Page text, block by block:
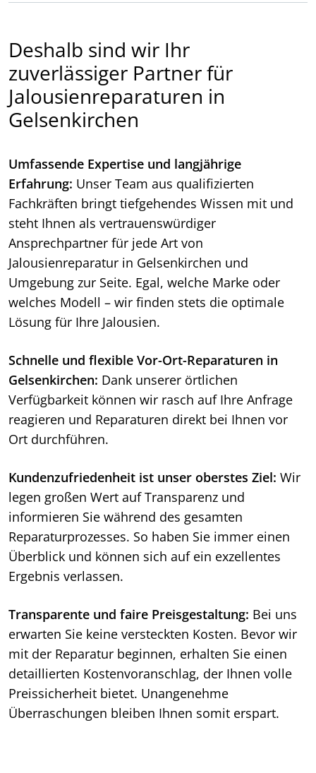
Deshalb sind wir Ihr
zuverlässiger Partner für
Jalousienreparaturen in
Gelsenkirchen
Umfassende Expertise und langjährige
Erfahrung: Unser Team aus qualifizierten
Fachkräften bringt tiefgehendes Wissen mit und
steht Ihnen als vertrauenswürdiger
Ansprechpartner für jede Art von
Jalousienreparatur in Gelsenkirchen und
Umgebung zur Seite. Egal, welche Marke oder
welches Modell – wir finden stets die optimale
Lösung für Ihre Jalousien.
Schnelle und flexible Vor-Ort-Reparaturen in
Gelsenkirchen: Dank unserer örtlichen
Verfügbarkeit können wir rasch auf Ihre Anfrage
reagieren und Reparaturen direkt bei Ihnen vor
Ort durchführen.
Kundenzufriedenheit ist unser oberstes Ziel: Wir
legen großen Wert auf Transparenz und
informieren Sie während des gesamten
Reparaturprozesses. So haben Sie immer einen
Überblick und können sich auf ein exzellentes
Ergebnis verlassen.
Transparente und faire Preisgestaltung: Bei uns
erwarten Sie keine versteckten Kosten. Bevor wir
mit der Reparatur beginnen, erhalten Sie einen
detaillierten Kostenvoranschlag, der Ihnen volle
Preissicherheit bietet. Unangenehme
Überraschungen bleiben Ihnen somit erspart.